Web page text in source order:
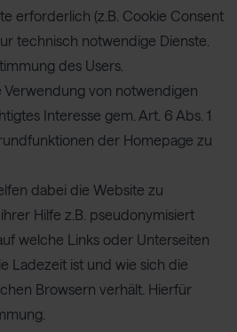
erforderlich (z.B. Cookie Consent
technisch notwendige Dienste.
des Users.
von notwendigen
Interesse gem. Art. 6 Abs. 1
der Homepage zu
dabei die Website zu
Hilfe z.B. pseudonymisiert
welche Links oder Unterseiten
Ladezeit ist und wie sich die
Browsern verhält. Hierfür